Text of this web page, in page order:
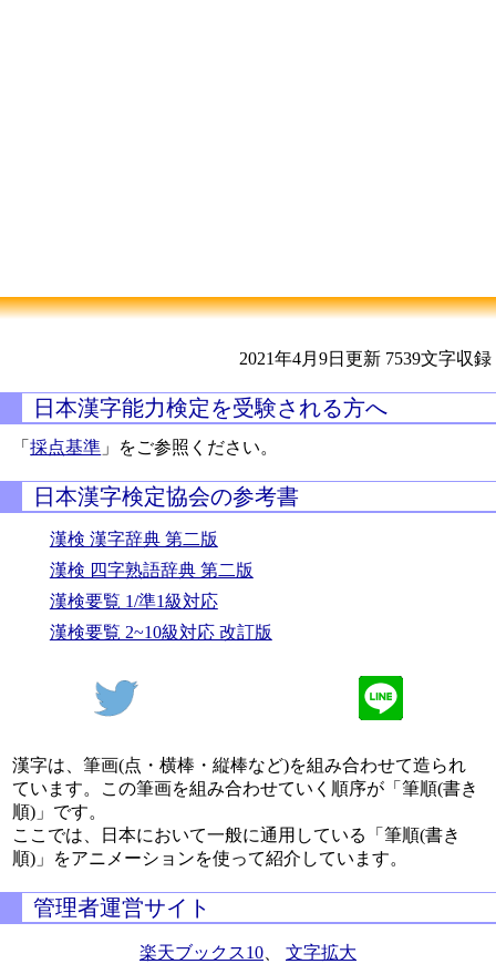
2021年4月9日更新 7539文字収録
日本漢字能力検定を受験される方へ
「採点基準 」をご参照ください。
日本漢字検定協会の参考書
漢検 漢字辞典 第二版
漢検 四字熟語辞典 第二版
漢検要覧 1/準1級対応
漢検要覧 2~10級対応 改訂版
漢字は、筆画(点・横棒・縦棒など)を組み合わせて造られ
ています。この筆画を組み合わせていく順序が「筆順(書き
順)」です。
ここでは、日本において一般に通用している「筆順(書き
順)」をアニメーションを使って紹介しています。
管理者運営サイト
楽天ブックス10 文字拡大